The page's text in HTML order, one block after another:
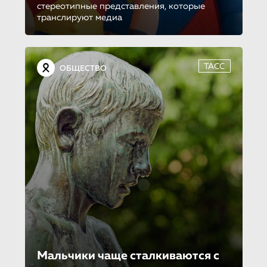
стереотипные представления, которые
транслируют медиа
ОБЩЕСТВО ТАСС
Мальчики чаще сталкиваются с